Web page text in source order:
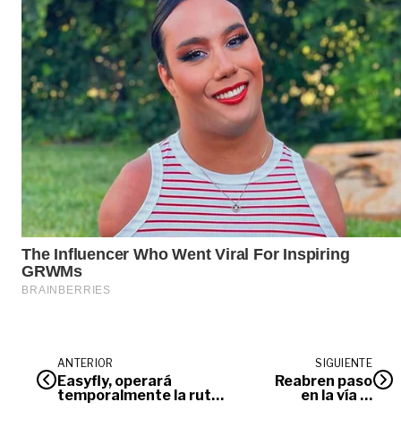
ANTERIOR
Easyfly, operará
temporalmente la ruta
SIGUIENTE
Reabren paso
en la vía al